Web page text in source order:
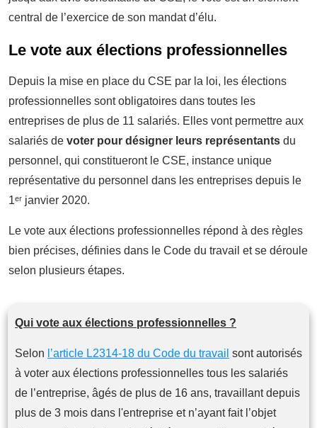
central de l’exercice de son mandat d’élu.
Le vote aux élections professionnelles
Depuis la mise en place du CSE par la loi, les élections
professionnelles sont obligatoires dans toutes les
entreprises de plus de 11 salariés. Elles vont permettre aux
salariés de voter pour désigner leurs représentants du
personnel, qui constitueront le CSE, instance unique
représentative du personnel dans les entreprises depuis le
1ᵉʳ janvier 2020.
Le vote aux élections professionnelles répond à des règles
bien précises, définies dans le Code du travail et se déroule
selon plusieurs étapes.
Qui vote aux élections professionnelles ?
Selon l’article L2314-18 du Code du travail sont autorisés
à voter aux élections professionnelles tous les salariés
de l’entreprise, âgés de plus de 16 ans, travaillant depuis
plus de 3 mois dans l'entreprise et n’ayant fait l’objet